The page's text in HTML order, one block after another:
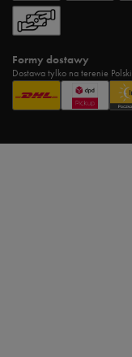
Formy dostawy
Dostawa tylko na terenie Polski